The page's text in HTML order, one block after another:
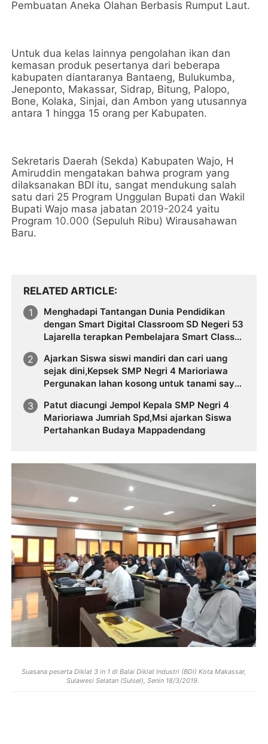
Pembuatan Aneka Olahan Berbasis Rumput Laut.
Untuk dua kelas lainnya pengolahan ikan dan
kemasan produk pesertanya dari beberapa
kabupaten diantaranya Bantaeng, Bulukumba,
Jeneponto, Makassar, Sidrap, Bitung, Palopo,
Bone, Kolaka, Sinjai, dan Ambon yang utusannya
antara 1 hingga 15 orang per Kabupaten.
Sekretaris Daerah (Sekda) Kabupaten Wajo, H
Amiruddin mengatakan bahwa program yang
dilaksanakan BDI itu, sangat mendukung salah
satu dari 25 Program Unggulan Bupati dan Wakil
Bupati Wajo masa jabatan 2019-2024 yaitu
Program 10.000 (Sepuluh Ribu) Wirausahawan
Baru.
RELATED ARTICLE
Menghadapi Tantangan Dunia Pendidikan
dengan Smart Digital Classroom SD Negeri 53
Lajarella terapkan Pembelajara Smart Class
Ajarkan Siswa siswi mandiri dan cari uang
sejak dini,Kepsek SMP Negri 4 Marioriawa
Pergunakan lahan kosong untuk tanami sayur
Patut diacungi Jempol Kepala SMP Negri 4
Marioriawa Jumriah Spd,Msi ajarkan Siswa
Pertahankan Budaya Mappadendang
Suasana peserta Diklat 3 in 1 di Balai Diklat Industri (BDI) Kota Makassar,
Sulawesi Selatan (Sulsel), Senin 18/3/2019.